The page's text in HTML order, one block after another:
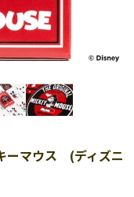
ーマウス (ディズニ